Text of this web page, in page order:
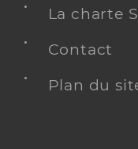
La charte
Contact
Plan du